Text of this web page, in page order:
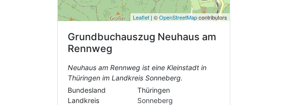
Leaflet | ©OpenStreetMapcontributors
Grundbuchauszug Neuhaus am
Rennweg
Neuhaus am Rennweg ist eine Kleinstadt in
Thüringen im Landkreis Sonneberg.
Bundesland
Thüringen
Landkreis
Sonneberg